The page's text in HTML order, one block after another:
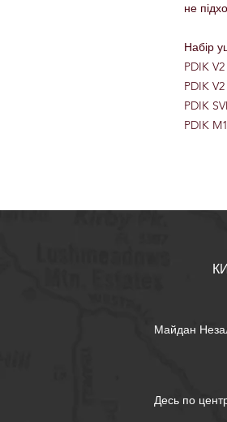
не
Набір
PDIK
PDIK
PDIK
PDIK
Майдан
Десь по